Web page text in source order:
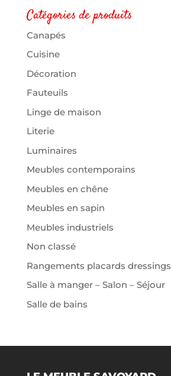
Catégories de produits
Canapés
Cuisine
Décoration
Fauteuils
Linge de maison
Literie
Luminaires
Meubles contemporains
Meubles en chêne
Meubles en sapin
Meubles industriels
Non classé
Rangements placards dressings
Salle à manger – Salon – Séjour
Salle de bains